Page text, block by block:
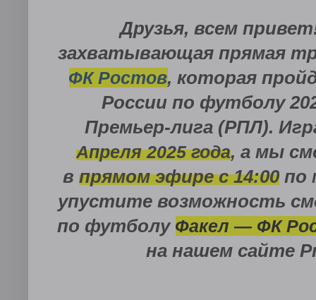
Друзья, всем
захватывающая прямая
ФК Ростов, которая
России по футболу
Премьер-лига (РПЛ).
Апреля2025 года, а мы
в прямом эфире с14:00 по
упустите возможность
по футболу Факел — ФК
на нашем сайте